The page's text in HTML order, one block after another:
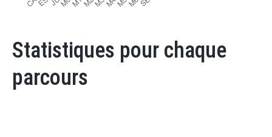
Statistiques pour chaque
parcours